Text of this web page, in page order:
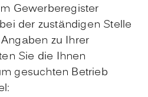
Gewerberegister
der zuständigen Stelle
zu Ihrer
Sie die Ihnen
gesuchten Betrieb